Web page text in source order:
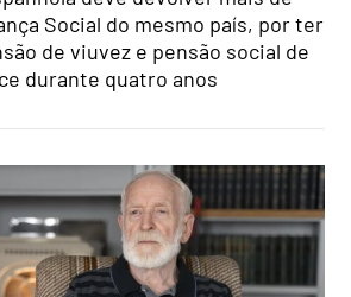
Social do mesmo país, por ter
de viuvez e pensão social de
durante quatro anos